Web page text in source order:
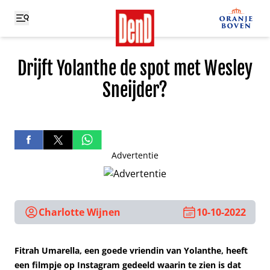
Drijft Yolanthe de spot met Wesley
Sneijder?
Advertentie
Charlotte Wijnen 10-10-2022
Fitrah Umarella, een goede vriendin van Yolanthe, heeft
een filmpje op Instagram gedeeld waarin te zien is dat